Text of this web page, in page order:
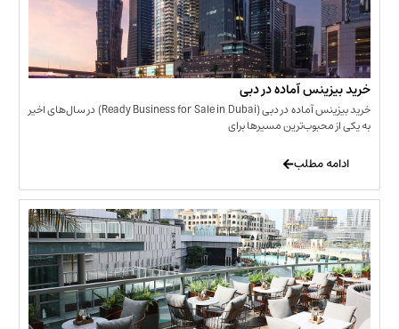
آماده در دبی
خرید بیزینس آماده در دبی (Ready Business for Sale in Dubai) در سال‌های اخیر
مسیرها برای